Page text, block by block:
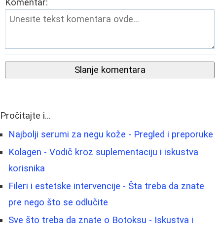
Komentar:
Slanje komentara
Pročitajte i...
Najbolji serumi za negu kože - Pregled i preporuke
Kolagen - Vodič kroz suplementaciju i iskustva
korisnika
Fileri i estetske intervencije - Šta treba da znate
pre nego što se odlučite
Sve što treba da znate o Botoksu - Iskustva i